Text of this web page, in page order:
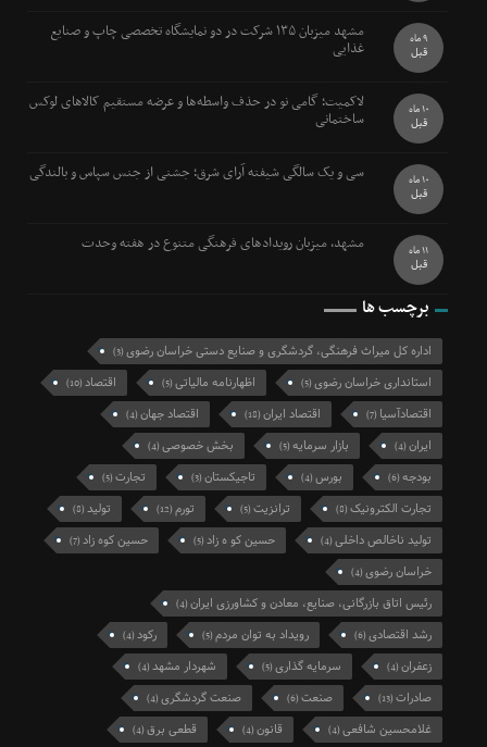
مشهد میزبان ۱۳۵ شرکت در دو نمایشگاه تخصصی چاپ و صنایع
غذایی 9 ماه
قبل
لاکمیت؛ گامی نو در حذف واسطه‌ها و عرضه مستقیم کالاهای لوکس
ساختمانی 10 ماه
قبل
سی و یک سالگی شیفته آرای شرق؛ جشنی از جنس سپاس و بالندگی 10 ماه
قبل
مشهد، میزبان رویدادهای فرهنگی متنوع در هفته وحدت 11 ماه
قبل
برچسب ها
اداره کل میراث فرهنگی، گردشگری و صنایع دستی خراسان رضوی(3)
استانداری خراسان رضوی(5) اظهارنامه مالیاتی(5) اقتصاد(10)
اقتصادآسیا (7) اقتصاد ایران(18) اقتصاد جهان(4)
ایران(4) بازار سرمایه(5) بخش خصوصی(4)
بودجه(6) بورس(4) تاجیکستان(3) تجارت(5)
تجارت الکترونیک(8) ترانزیت(5) تورم(12) تولید(8)
تولید ناخالص داخلی(4) حسین کو ه زاد(5) حسین کوه زاد(7)
خراسان رضوی(4)
رئیس اتاق بازرگانی، صنایع، معادن و کشاورزی ایران(4)
رشد اقتصادی(6) رویداد به توان مردم(5) رکود(4)
زعفران(4) سرمایه گذاری(5) شهردار مشهد(4)
صادرات(13) صنعت(6) صنعت گردشگری(4)
غلامحسین شافعی(4) قانون(4) قطعی برق(4)